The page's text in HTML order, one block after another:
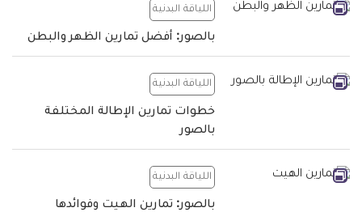
اللياقة البدنية
بالصور: أفضل تمارين الظهر والبطن
اللياقة البدنية
خطوات تمارين الإطالة المختلفة
بالصور
اللياقة البدنية
بالصور: تمارين الهيت وفوائدها